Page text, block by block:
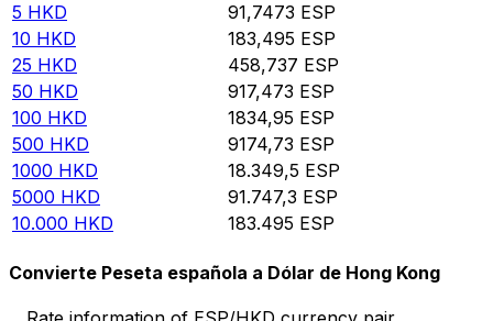
5 HKD 91,7473 ESP
10 HKD 183,495 ESP
25 HKD 458,737 ESP
50 HKD 917,473 ESP
100 HKD 1834,95 ESP
500 HKD 9174,73 ESP
1000 HKD 18.349,5 ESP
5000 HKD 91.747,3 ESP
10.000 HKD 183.495 ESP
Convierte Peseta española a Dólar de Hong Kong